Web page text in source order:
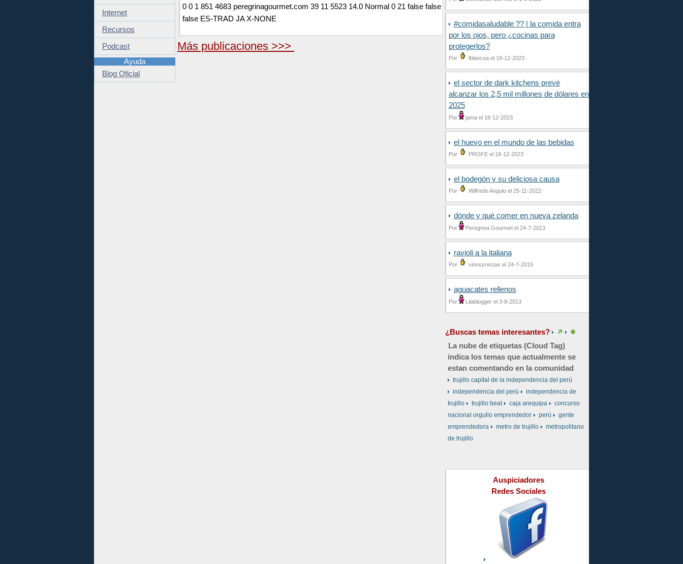
#comidasaludable ?? | la comida entra
por los ojos, pero ¿cocinas para
protegerlos?
Por lblancoa el 18-12-2023
el sector de dark kitchens prevé
alcanzar los 2,5 mil millones de dólares en
2025
Por jama el 18-12-2023
el huevo en el mundo de las bebidas
Por PROFE el 18-12-2023
el bodegón y su deliciosa causa
Por Wilfredo Angulo el 25-11-2022
dónde y qué comer en nueva zelanda
Por Peregrina Gourmet el 24-7-2013
ravioli a la italiana
Por vinosyrectas el 24-7-2015
aguacates rellenos
Por Lilablogger el 3-8-2013
¿Buscas temas interesantes?
La nube de etiquetas (Cloud Tag)
indica los temas que actualmente se
estan comentando en la comunidad
trujillo capital de la independencia del perú
independencia del perú
independencia de
trujillo
trujillo beat caja arequipa
concurso
nacional orgullo emprendedor
perú
gente
emprendedora
metro de trujillo
metropolitano
de trujillo
Auspiciadores
Redes Sociales
0 0 1 851 4683 peregrinagourmet.com 39 11 5523 14.0 Normal 0 21 false false
false ES-TRAD JA X-NONE
Más publicaciones >>>
Internet
Recursos
Podcast
Ayuda
Blog Oficial